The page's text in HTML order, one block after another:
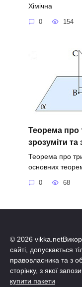
Хімічна
0 154
Теорема про
зрозуміти та
Теорема про
основних
0 68
© 2026
сайті, допускається
правовласника та з
сторінку, з якої
купити пакети